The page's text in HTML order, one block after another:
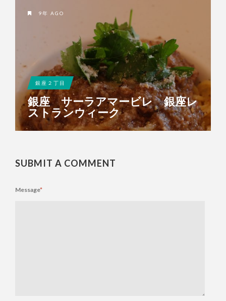
9年 AGO
銀座２丁目
銀座 サーラアマービレ 銀座レ
ストランウィーク
SUBMIT A COMMENT
Message*